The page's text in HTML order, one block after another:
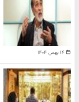
۱۴ بهمن ۱۴۰۴